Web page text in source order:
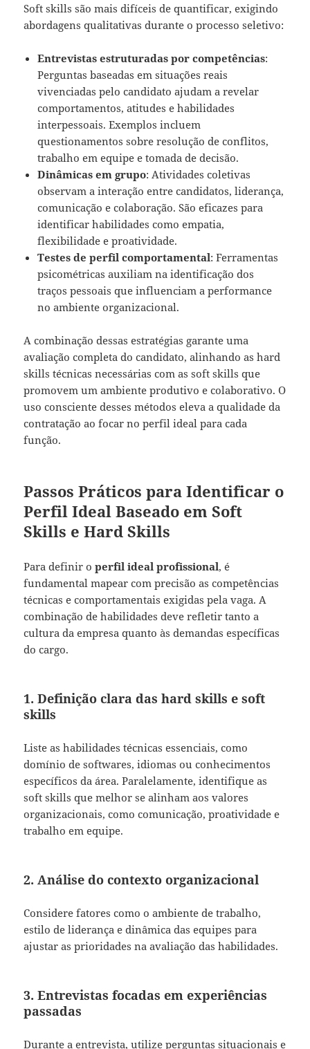
Soft skills são mais difíceis de quantificar, exigindo
abordagens qualitativas durante o processo seletivo:
Entrevistas estruturadas por competências:
Perguntas baseadas em situações reais
vivenciadas pelo candidato ajudam a revelar
comportamentos, atitudes e habilidades
interpessoais. Exemplos incluem
questionamentos sobre resolução de conflitos,
trabalho em equipe e tomada de decisão.
Dinâmicas em grupo: Atividades coletivas
observam a interação entre candidatos, liderança,
comunicação e colaboração. São eficazes para
identificar habilidades como empatia,
flexibilidade e proatividade.
Testes de perfil comportamental: Ferramentas
psicométricas auxiliam na identificação dos
traços pessoais que influenciam a performance
no ambiente organizacional.
A combinação dessas estratégias garante uma
avaliação completa do candidato, alinhando as hard
skills técnicas necessárias com as soft skills que
promovem um ambiente produtivo e colaborativo. O
uso consciente desses métodos eleva a qualidade da
contratação ao focar no perfil ideal para cada
função.
Passos Práticos para Identificar o
Perfil Ideal Baseado em Soft
Skills e Hard Skills
Para definir operfil ideal profissional, é
fundamental mapear com precisão as competências
técnicas e comportamentais exigidas pela vaga. A
combinação de habilidades deve refletir tanto a
cultura da empresa quanto às demandas específicas
do cargo.
1. Definição clara das hard skills e soft
skills
Liste as habilidades técnicas essenciais, como
domínio de softwares, idiomas ou conhecimentos
específicos da área. Paralelamente, identifique as
soft skills que melhor se alinham aos valores
organizacionais, como comunicação, proatividade e
trabalho em equipe.
2. Análise do contexto organizacional
Considere fatores como o ambiente de trabalho,
estilo de liderança e dinâmica das equipes para
ajustar as prioridades na avaliação das habilidades.
3. Entrevistas focadas em experiências
passadas
Durante a entrevista, utilize perguntas situacionais e